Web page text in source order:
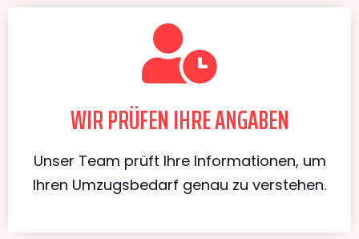
WIR PRÜFEN IHRE ANGABEN
Unser Team prüft Ihre Informationen, um
Ihren Umzugsbedarf genau zu verstehen.